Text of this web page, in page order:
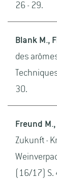
26 - 29.
Blank M.,
des
30.
Freund
Zukunft -
(16/17) S.